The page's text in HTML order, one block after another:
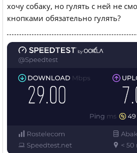
хочу собаку, но гулять с ней не
кнопками обязательно гулять?